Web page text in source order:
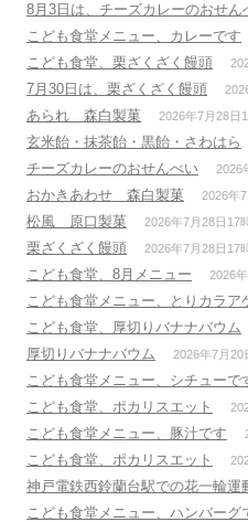
8月3日は、チーズカレーのおせん
こども食堂メニュー、カレーです
こども食堂、栗ざくざく饅頭
7月30日は、栗ざくざく饅頭
あられ 森白製菓 2026年7月28日
玄米飴・抹茶飴・黒飴・さわはら
チーズカレーのおせんべい 2026
おかきあわせ 森白製菓 2026年
松風 原口製菓 2026年7月28日17
栗ざくざく饅頭 2026年7月28日17
こども食堂、8月メニュー 2026
こども食堂メニュー、とりカラア
こども食堂、厚切りバナナバウム
厚切りバナナバウム 2026年7月20
こども食堂メニュー、シチューで
こども食堂、ポカリスエット
こども食堂メニュー、豚汁です
こども食堂、ポカリスエット
神戸電鉄西鈴蘭台駅での花一輪運
こども食堂メニュー、ハンバーグ